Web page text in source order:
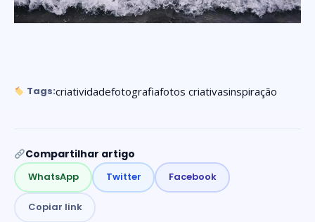
Tags:criatividadefotografiafotos criativasinspiração
Compartilhar artigo
WhatsApp Twitter Facebook
Copiar link